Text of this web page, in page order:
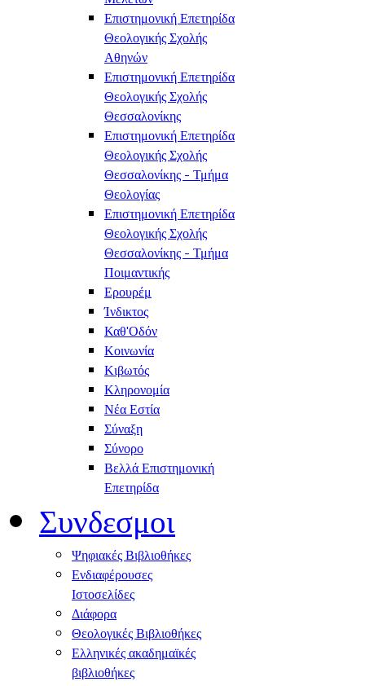
Επιστημονική Επετηρίδα
Θεολογικής Σχολής
Αθηνών
Επιστημονική Επετηρίδα
Θεολογικής Σχολής
Θεσσαλονίκης
Επιστημονική Επετηρίδα
Θεολογικής Σχολής
Θεσσαλονίκης - Τμήμα
Θεολογίας
Επιστημονική Επετηρίδα
Θεολογικής Σχολής
Θεσσαλονίκης - Τμήμα
Ποιμαντικής
Ερουρέμ
Ίνδικτος
Καθ'Οδόν
Κοινωνία
Κιβωτός
Κληρονομία
Νέα Εστία
Σύναξη
Σύνορο
Βελλά Επιστημονική
Επετηρίδα
Συνδεσμοι
Ψηφιακές Βιβλιοθήκες
Ενδιαφέρουσες
Ιστοσελίδες
Διάφορα
Θεολογικές Βιβλιοθήκες
Ελληνικές ακαδημαϊκές
βιβλιοθήκες